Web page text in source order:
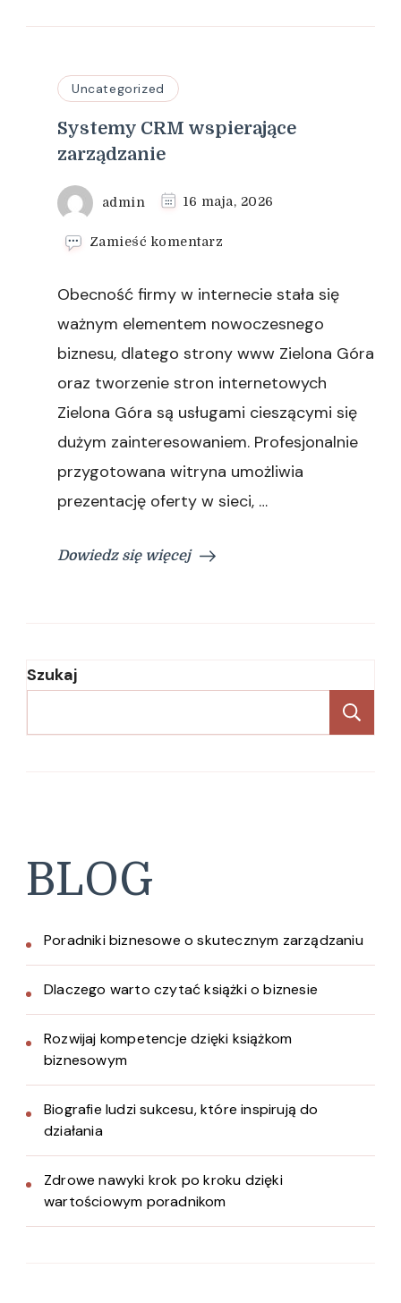
Uncategorized
Systemy CRM wspierające
zarządzanie
admin 16 maja, 2026
Zamieść komentarz
CRM
Obecność firmy w internecie stała się
ważnym elementem nowoczesnego
biznesu, dlatego strony www Zielona Góra
oraz tworzenie stron internetowych
Zielona Góra są usługami cieszącymi się
dużym zainteresowaniem. Profesjonalnie
przygotowana witryna umożliwia
prezentację oferty w sieci, …
Dowiedz się więcej
Szukaj
BLOG
Poradniki biznesowe o skutecznym zarządzaniu
Dlaczego warto czytać książki o biznesie
Rozwijaj kompetencje dzięki książkom
biznesowym
Biografie ludzi sukcesu, które inspirują do
działania
Zdrowe nawyki krok po kroku dzięki
wartościowym poradnikom